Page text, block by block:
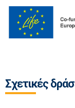
Σχετικές